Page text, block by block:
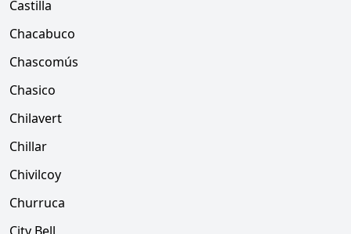
Castilla
Chacabuco
Chascomús
Chasico
Chilavert
Chillar
Chivilcoy
Churruca